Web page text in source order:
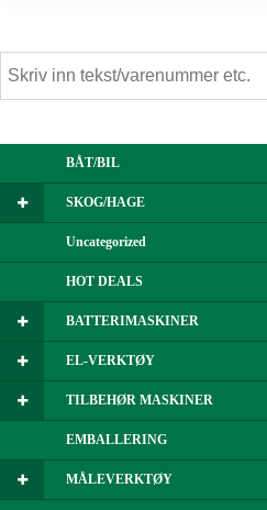
BÅT/BIL
SKOG/HAGE
Uncategorized
HOT DEALS
BATTERIMASKINER
EL-VERKTØY
TILBEHØR MASKINER
EMBALLERING
MÅLEVERKTØY